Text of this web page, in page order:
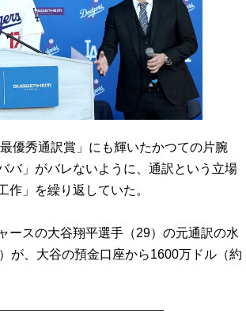
優秀通訳賞」にも輝いたかつての片腕
バ」がバレないように、通訳という立場
作」を繰り返していた。
ースの大谷翔平選手（29）の元通訳の水
が、大谷の預金口座から1600万ドル（約